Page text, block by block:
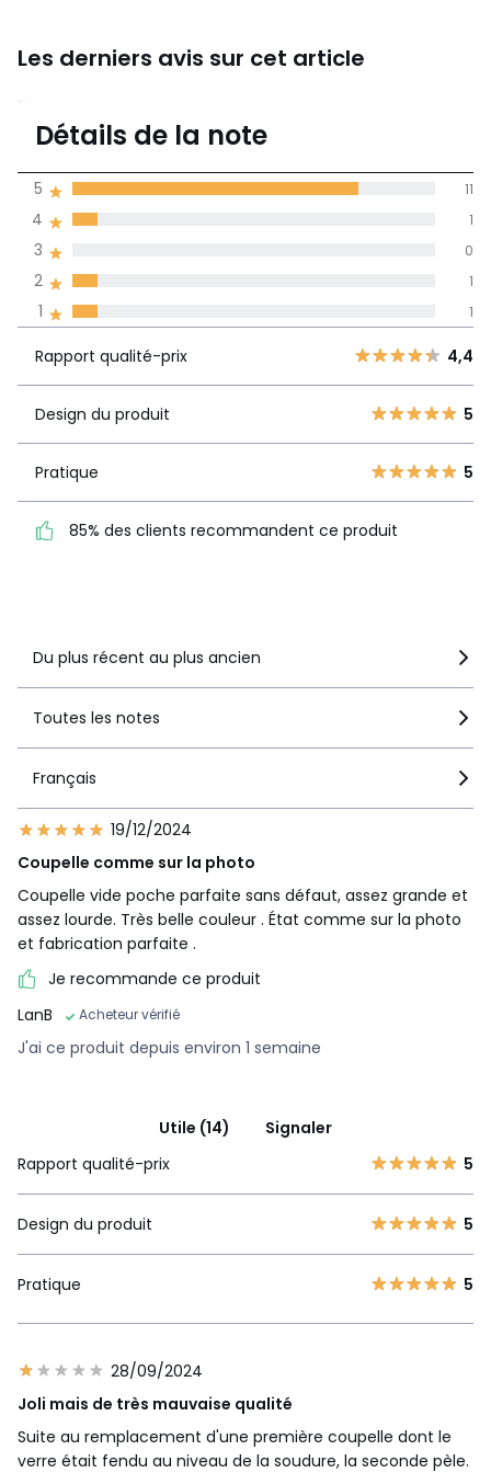
Les derniers avis sur cet article
4,4
moyenne des avis
dans toutes les
1 1
2
3 0
4
5 4,4
5
5
recommandent ce produit
Détails de la note
1 1
2 1
3 0
4 1
5 11
Rapport qualité-prix 4,4
Design du produit 5
Pratique 5
85% des clients recommandent ce produit
Du plus récent au plus ancien
Toutes les notes
Français
19/12/2024
Coupelle comme sur la photo
Coupelle vide poche parfaite sans défaut, assez grande et
assez lourde. Très belle couleur . État comme sur la photo
et fabrication parfaite .
Je recommande ce produit
LanB
Acheteur vérifié
J'ai ce produit depuis environ 1 semaine
Utile (14)
Signaler
Rapport qualité-prix
5
Design du produit 5
Pratique 5
28/09/2024
Joli mais de très mauvaise qualité
Suite au remplacement d'une première coupelle dont le
verre était fendu au niveau de la soudure, la seconde pèle.